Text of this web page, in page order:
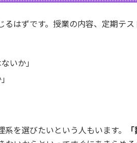
るはずです。授業の内容、定期テス
いか」
を選びたいという人もいます。